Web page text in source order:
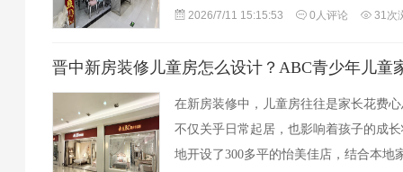
店”就是个挺实在的去处。买办公家具最
2026/7/11 15:15:53 0人评论 31次
晋中新房装修儿童房怎么设计？ABC青少年儿童
在新房装修中，儿童房往往是家长花费
不仅关乎日常起居，也影响着孩子的成
地开设了300多平的怡美佳店，结合本地